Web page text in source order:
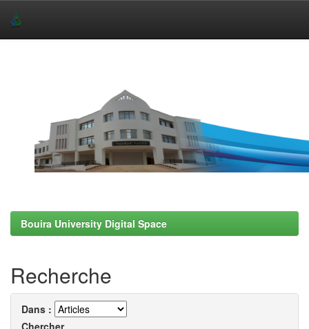
Bouira University Digital Space
Recherche
Dans :
Chercher